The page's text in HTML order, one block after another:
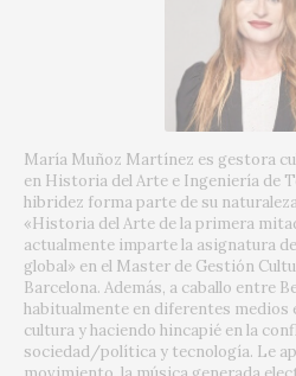
María Muñoz Martínez es gestora
en Historia del Arte e Ingeniería de
hibridez forma parte de su
«Historia del Arte de la primera
actualmente imparte la asignatura
global» en el Master de Gestión
Barcelona. Además, a caballo entre
habitualmente en diferentes
cultura y haciendo hincapié en la
sociedad/política y tecnología. Le